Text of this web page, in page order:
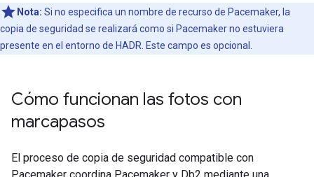
Nota: Si no especifica un nombre de recurso de Pacemaker, la
copia de seguridad se realizará como si Pacemaker no estuviera
presente en el entorno de HADR. Este campo es opcional.
Cómo funcionan las fotos con
marcapasos
El proceso de copia de seguridad compatible con